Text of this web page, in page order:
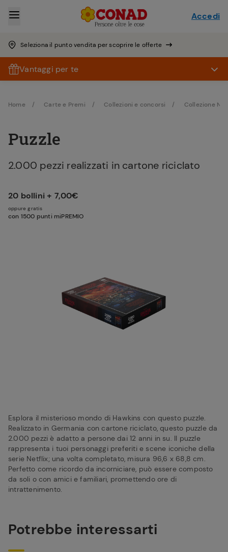
Seleziona il punto vendita per scoprire le offerte
Accedi
Vantaggi per te
Home Carte e Premi Collezioni e concorsi Collezione
Puzzle
2.000 pezzi realizzati in cartone riciclato
20 bollini + 7,00€
oppure gratis
con 1500 punti miPREMIO
Esplora il misterioso mondo di Hawkins con questo puzzle.
Realizzato in Germania con cartone riciclato, questo puzzle da
2.000 pezzi è adatto a persone dai 12 anni in su. Il puzzle
rappresenta i tuoi personaggi preferiti e scene iconiche della
serie Netflix; una volta completato, misura 96,6 x 68,8 cm.
Perfetto come ricordo da incorniciare, può essere composto
da soli o con amici e familiari, promettendo ore di
intrattenimento.
Potrebbe interessarti